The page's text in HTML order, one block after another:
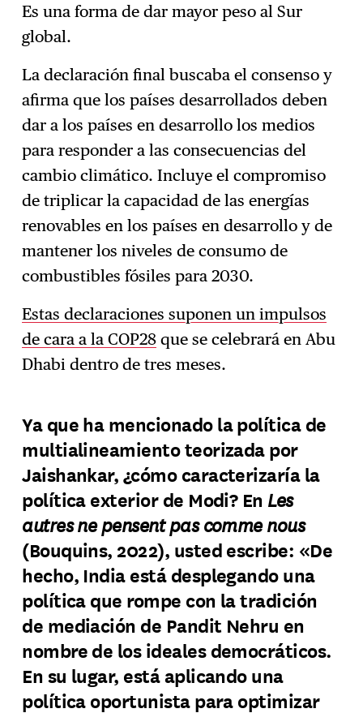
Es una forma de dar mayor peso al Sur
global.
La declaración final buscaba el consenso y
afirma que los países desarrollados deben
dar a los países en desarrollo los medios
para responder a las consecuencias del
cambio climático. Incluye el compromiso
de triplicar la capacidad de las energías
renovables en los países en desarrollo y de
mantener los niveles de consumo de
combustibles fósiles para 2030.
Estas declaraciones suponen un impulsos
de cara a la COP28 que se celebrará en Abu
Dhabi dentro de tres meses.
Ya que ha mencionado la política de
multialineamiento teorizada por
Jaishankar, ¿cómo caracterizaría la
política exterior de Modi? En Les
autres ne pensent pas comme nous
(Bouquins, 2022), usted escribe: «De
hecho, India está desplegando una
política que rompe con la tradición
de mediación de Pandit Nehru en
nombre de los ideales democráticos.
En su lugar, está aplicando una
política oportunista para optimizar